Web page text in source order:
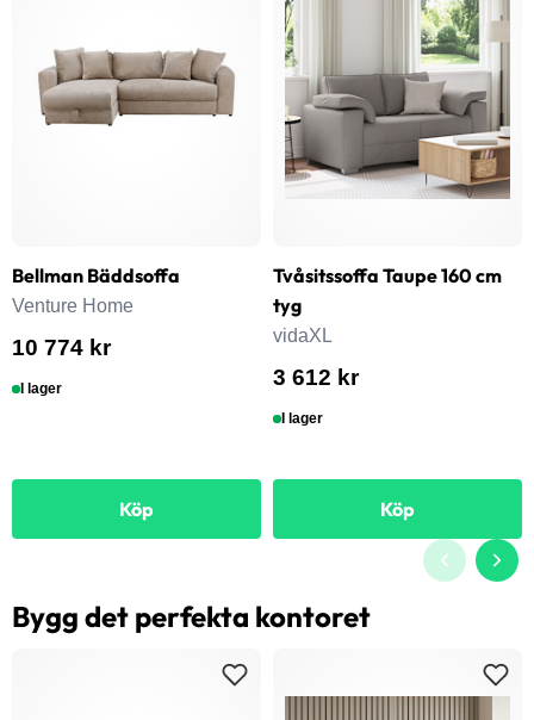
Bellman Bäddsoffa
Venture Home
10 774 kr
I lager
Köp
Tvåsitssoffa Taupe 160 cm
tyg
vidaXL
3 612 kr
I lager
Köp
Bygg det perfekta kontoret